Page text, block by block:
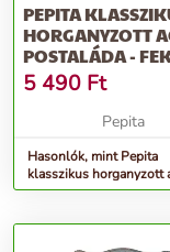
PEPITA
HORGANYZOTT
POSTALÁDA -
5 490 Ft
Pepita
Hasonlók, mint Pepita
klasszikus horganyzott
Postaláda - fekete